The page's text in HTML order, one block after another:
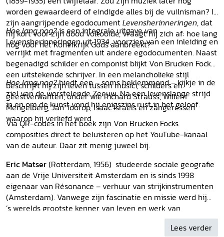
worden gewaardeerd of eindigde alles bij de vuilnisman? In
zijn aangrijpende egodocumentLevensherinneringen, dat
hij kort voor zijn dood voltooide, vraagt hij zich af: hoe lang
nog voor het Koninkrijk Gods aanbreekt?
Hoe lang nog?is een integrale uitgave van
Levensherinneringen uit 1934, voorzien van een inleiding en
verrijkt met fragmenten uit andere egodocumenten. Naast
begenadigd schilder en componist blijkt Von Brucken Fock
een uitstekende schrijver. In een melancholieke stijl
beschrijft hij zijn leven tussen musici, schilders en
geestverwanten, onder wie Richard Strauss, Willem
Mengelberg, Jan Toorop, Isaac Israëls en zangeressen
waarop hij verliefd werd.
Hoe lang nog?biedt een – soms beklemmend – kijkje in de
ziel van de worstelende Zeeuw. Na een levenslange strijd
in en om de kunst vond hij enigszins rust in het geloof.
Via QR-codes in het boek zijn Von Brucken Focks
composities direct te beluisteren op het YouTube-kanaal
van de auteur. Daar zit menig juweel bij.
Eric Matser(Rotterdam, 1956) studeerde sociale geografie
aan de Vrije Universiteit Amsterdam en is sinds 1998
eigenaar van Résonance – verhuur van strijkinstrumenten
(Amsterdam). Vanwege zijn fascinatie en missie werd hij
’s werelds grootste kenner van leven en werk van
componist en schilder Gerard von Brucken Fock. Matser
De Hollandse Chopin.
Lees verder